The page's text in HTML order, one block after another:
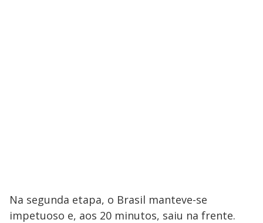
Na segunda etapa, o Brasil manteve-se
impetuoso e, aos 20 minutos, saiu na frente.